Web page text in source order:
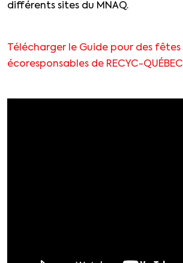
différents sites du MNAQ.
Télécharger le Guide pour des fêtes
écoresponsables de RECYC-QUÉBEC